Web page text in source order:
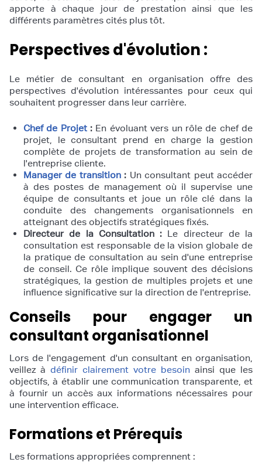
apporte à chaque jour de prestation ainsi que les
différents paramètres cités plus tôt.
Perspectives d'évolution :
Le métier de consultant en organisation offre des
perspectives d'évolution intéressantes pour ceux qui
souhaitent progresser dans leur carrière.
Chef de Projet: En évoluant vers un rôle de chef de
projet, le consultant prend en charge la gestion
complète de projets de transformation au sein de
l'entreprise cliente.
Manager de transition: Un consultant peut accéder
à des postes de management où il supervise une
équipe de consultants et joue un rôle clé dans la
conduite des changements organisationnels en
atteignant des objectifs stratégiques fixés.
Directeur de la Consultation : Le directeur de la
consultation est responsable de la vision globale de
la pratique de consultation au sein d'une entreprise
de conseil. Ce rôle implique souvent des décisions
stratégiques, la gestion de multiples projets et une
influence significative sur la direction de l'entreprise.
Conseils pour engager un
consultant organisationnel
Lors de l'engagement d'un consultant en organisation,
veillez à définir clairement votre besoin ainsi que les
objectifs, à établir une communication transparente, et
à fournir un accès aux informations nécessaires pour
une intervention efficace.
Formations et Prérequis
Les formations appropriées comprennent :